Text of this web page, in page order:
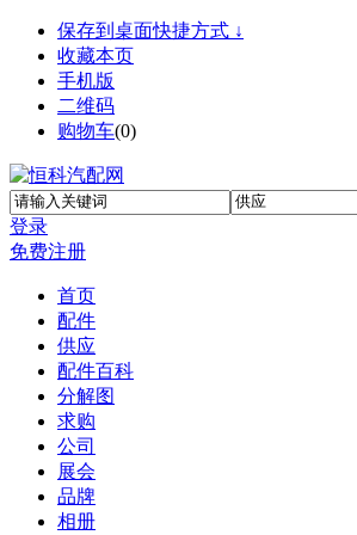
保存到桌面快捷方式 ↓
收藏本页
手机版
二维码
购物车(0)
登录
免费注册
首页
配件
供应
配件百科
分解图
求购
公司
展会
品牌
相册